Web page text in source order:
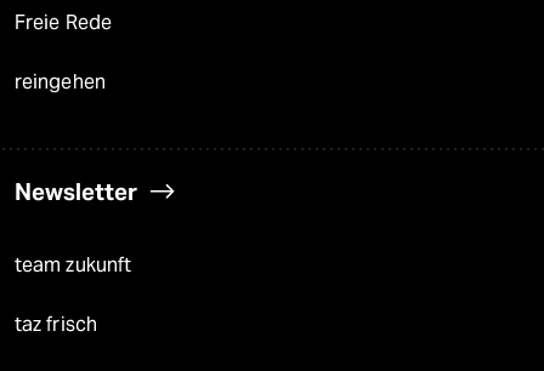
Freie Rede
reingehen
Newsletter
team zukunft
taz frisch